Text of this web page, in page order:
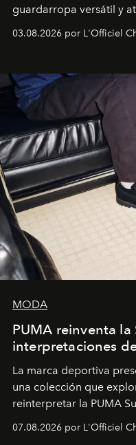
guardarropa versátil y
lanzamiento, los
la asesora creativa y
y la filosofía detrás de la
03.08.2026 por L'Officiel
MODA
PUMA reinventa la
interpretaciones
La marca deportiva
una colección que
reinterpretar la PUMA
deportiva hasta una
diseño y el universo
07.08.2026 por L'Officiel